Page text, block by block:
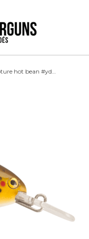
hot bean #ydv, 40mm